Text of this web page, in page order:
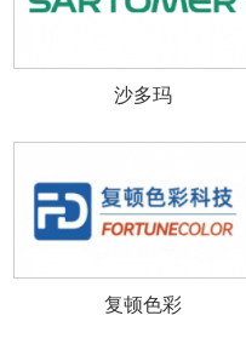
沙多玛
复顿色彩